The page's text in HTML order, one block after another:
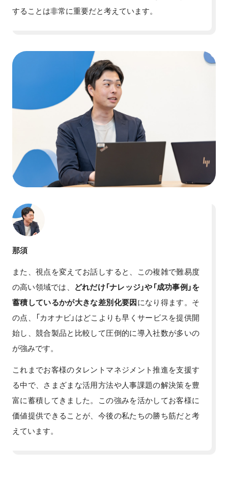
することは非常に重要だと考えています。
那須
また、視点を変えてお話しすると、この複雑で難易度
の高い領域では、 どれだけ「ナレッジ」や「成功事例」を
蓄積しているかが大きな差別化要因になり得ます。そ
の点、「カオナビ」はどこよりも早くサービスを提供開
始し、競合製品と比較して圧倒的に導入社数が多いの
が強みです。
これまでお客様のタレントマネジメント推進を支援す
る中で、さまざまな活用方法や人事課題の解決策を豊
富に蓄積してきました。この強みを活かしてお客様に
価値提供できることが、今後の私たちの勝ち筋だと考
えています。